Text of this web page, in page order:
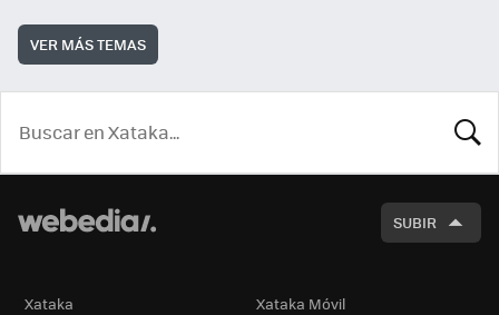
VER MÁS TEMAS
SUBIR
Xataka Xataka Móvil